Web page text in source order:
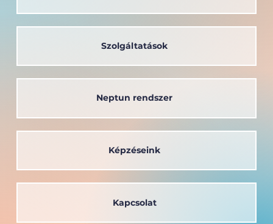
Neptun rendszer
Szolgáltatások
Kapcsolat
Képzéseink